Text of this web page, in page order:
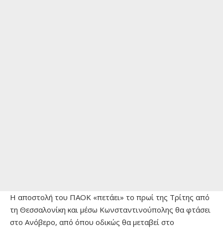
Η αποστολή του ΠΑΟΚ «πετάει» το πρωί της Τρίτης από
τη Θεσσαλονίκη και μέσω Κωνσταντινούπολης θα φτάσει
στο Ανόβερο, από όπου οδικώς θα μεταβεί στο